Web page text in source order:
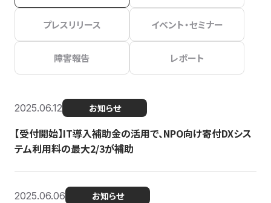
プレスリリース イベント・セミナー
障害報告 レポート
2025.06.12 お知らせ
【受付開始】IT導入補助金の活用で、NPO向け寄付DXシス
テム利用料の最大2/3が補助
2025.06.06 お知らせ